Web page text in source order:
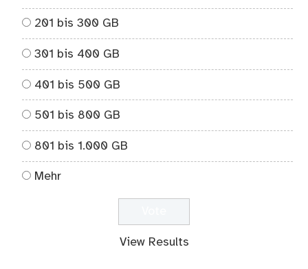
201 bis 300 GB
301 bis 400 GB
401 bis 500 GB
501 bis 800 GB
801 bis 1.000 GB
Mehr
View Results